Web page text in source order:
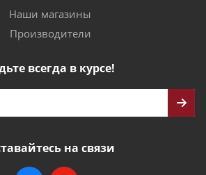
Наши магазины
Производители
всегда в курсе!
на связи